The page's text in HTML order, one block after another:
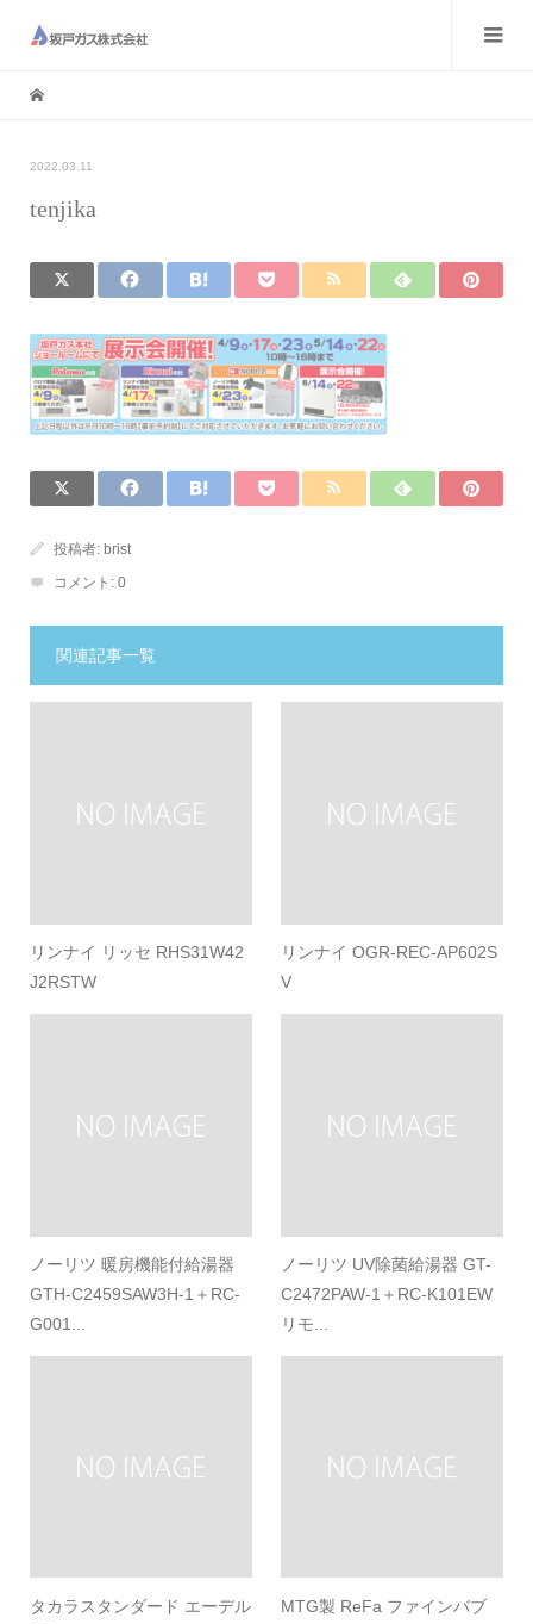
2022.03.11
tenjika
投稿者: brist
コメント: 0
関連記事一覧
リンナイ リッセ RHS31W42
J2RSTW
リンナイ OGR-REC-AP602S
V
ノーリツ 暖房機能付給湯器
GTH-C2459SAW3H-1＋RC-
G001...
ノーリツ UV除菌給湯器 GT-
C2472PAW-1＋RC-K101EW
リモ...
タカラスタンダード エーデル
MTG製 ReFa ファインバブ